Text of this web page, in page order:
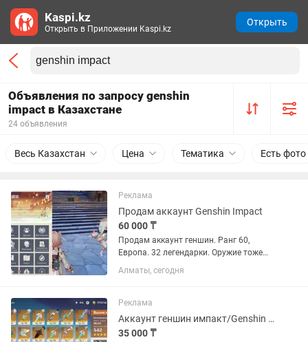
Объявления по запросу genshin
impact в Казахстане
24 объявления
Весь Казахстан Цена Тематика Есть фото
Реклама
Продам аккаунт Genshin Impact
60 000 ₸
Продам аккаунт геншин. Ранг 60,
Европа. 32 легендарки. Оружие тоже
имеется. Карты защищены, кроме Нод
Края. Также есть Чжун Ли С1, ХуТао С1,
имеется небольшой...
Алматы, сегодня
Реклама
Аккаунт геншин импакт/Genshin impact 60 рп европа
35 000 ₸
Kaspi.kz
Открыть в Приложении Kaspi.kz
Открыть